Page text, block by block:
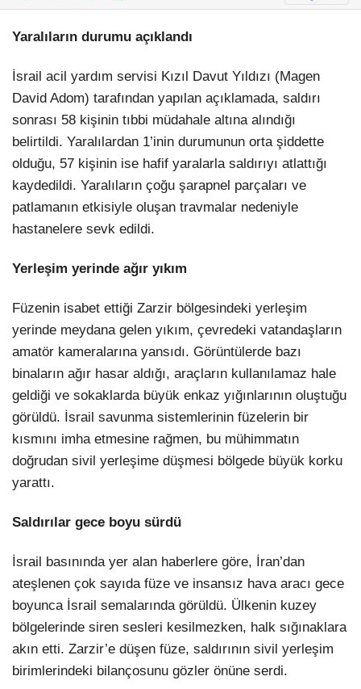
Yaralıların durumu açıklandı
İsrail acil yardım servisi Kızıl Davut Yıldızı (Magen
David Adom) tarafından yapılan açıklamada, saldırı
sonrası 58 kişinin tıbbi müdahale altına alındığı
belirtildi. Yaralılardan 1’inin durumunun orta şiddette
olduğu, 57 kişinin ise hafif yaralarla saldırıyı atlattığı
kaydedildi. Yaralıların çoğu şarapnel parçaları ve
patlamanın etkisiyle oluşan travmalar nedeniyle
hastanelere sevk edildi.
Yerleşim yerinde ağır yıkım
Füzenin isabet ettiği Zarzir bölgesindeki yerleşim
yerinde meydana gelen yıkım, çevredeki vatandaşların
amatör kameralarına yansıdı. Görüntülerde bazı
binaların ağır hasar aldığı, araçların kullanılamaz hale
geldiği ve sokaklarda büyük enkaz yığınlarının oluştuğu
görüldü. İsrail savunma sistemlerinin füzelerin bir
kısmını imha etmesine rağmen, bu mühimmatın
doğrudan sivil yerleşime düşmesi bölgede büyük korku
yarattı.
Saldırılar gece boyu sürdü
İsrail basınında yer alan haberlere göre, İran’dan
ateşlenen çok sayıda füze ve insansız hava aracı gece
boyunca İsrail semalarında görüldü. Ülkenin kuzey
bölgelerinde siren sesleri kesilmezken, halk sığınaklara
akın etti. Zarzir’e düşen füze, saldırının sivil yerleşim
birimlerindeki bilançosunu gözler önüne serdi.